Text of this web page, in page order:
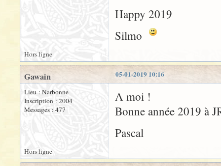
Happy 2019
Silmo
Hors ligne
05-01-2019 10:16
Gawain
Lieu : Narbonne
Inscription : 2004
Messages : 477
A moi !
Bonne année 2019 à
Pascal
Hors ligne